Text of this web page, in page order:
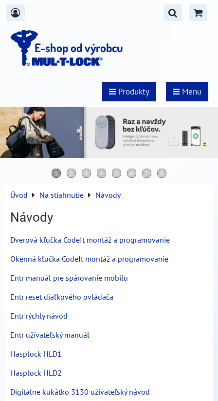
E-shop od výrobcu
Produkty Menu
Úvod Na stiahnutie Návody
Návody
Dverová kľučka CodeIt montáž a programovanie
Okenná kľučka CodeIt montáž a programovanie
Entr manuál pre spárovanie mobilu
Entr reset diaľkového ovládača
Entr rýchly návod
Entr užívateľský manuál
Hasplock HLD1
Hasplock HLD2
Digitálne kukátko 3130 užívateľský návod